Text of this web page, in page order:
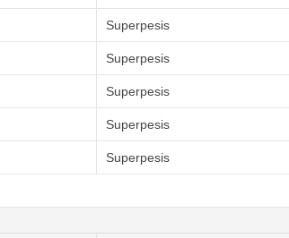
Superpesis
Superpesis
Superpesis
Superpesis
Superpesis